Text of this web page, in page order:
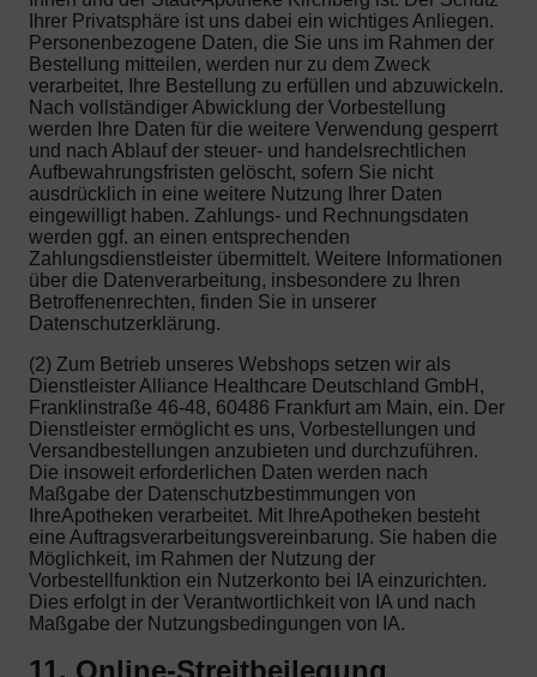
Ihrer Privatsphäre ist uns dabei ein wichtiges Anliegen.
Personenbezogene Daten, die Sie uns im Rahmen der
Bestellung mitteilen, werden nur zu dem Zweck
verarbeitet, Ihre Bestellung zu erfüllen und abzuwickeln.
Nach vollständiger Abwicklung der Vorbestellung
werden Ihre Daten für die weitere Verwendung gesperrt
und nach Ablauf der steuer- und handelsrechtlichen
Aufbewahrungsfristen gelöscht, sofern Sie nicht
ausdrücklich in eine weitere Nutzung Ihrer Daten
eingewilligt haben. Zahlungs- und Rechnungsdaten
werden ggf. an einen entsprechenden
Zahlungsdienstleister übermittelt. Weitere Informationen
über die Datenverarbeitung, insbesondere zu Ihren
Betroffenenrechten, finden Sie in unserer
Datenschutzerklärung.
(2) Zum Betrieb unseres Webshops setzen wir als
Dienstleister Alliance Healthcare Deutschland GmbH,
Franklinstraße 46-48, 60486 Frankfurt am Main, ein. Der
Dienstleister ermöglicht es uns, Vorbestellungen und
Versandbestellungen anzubieten und durchzuführen.
Die insoweit erforderlichen Daten werden nach
Maßgabe der Datenschutzbestimmungen von
IhreApotheken verarbeitet. Mit IhreApotheken besteht
eine Auftragsverarbeitungsvereinbarung. Sie haben die
Möglichkeit, im Rahmen der Nutzung der
Vorbestellfunktion ein Nutzerkonto bei IA einzurichten.
Dies erfolgt in der Verantwortlichkeit von IA und nach
Maßgabe der Nutzungsbedingungen von IA.